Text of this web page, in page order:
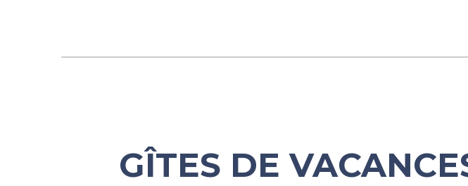
GÎTES DE